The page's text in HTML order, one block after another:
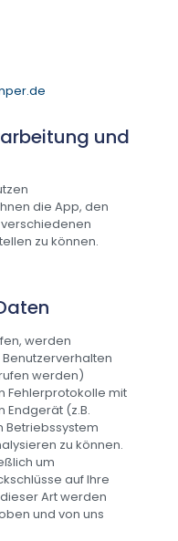
und
die App, den
zu können.
werden
werden)
Fehlerprotokolle mit
(z.B.
zu können.
um
auf Ihre
Art werden
und von uns